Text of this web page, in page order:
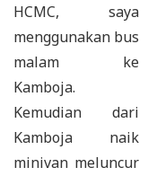
HCMC, saya
menggunakan bus
malam ke
Kamboja.
Kemudian dari
Kamboja naik
minivan meluncur